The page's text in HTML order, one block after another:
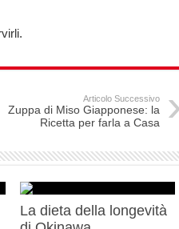
Articolo Successivo
Zuppa di Miso Giapponese: la
Ricetta per farla a Casa
La dieta della longevità